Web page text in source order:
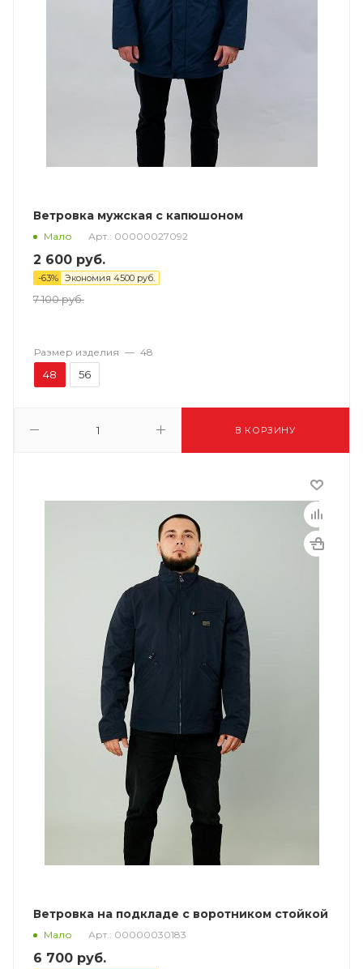
Ветровка мужская с капюшоном
Мало Арт.: 00000027092
2 600 руб.
-63% Экономия 4500 руб.
7 100руб.
В КОРЗИНУ
Размер изделия — 48
48 56
Ветровка на подкладе с воротником стойкой
Мало Арт.: 00000030183
6 700 руб.